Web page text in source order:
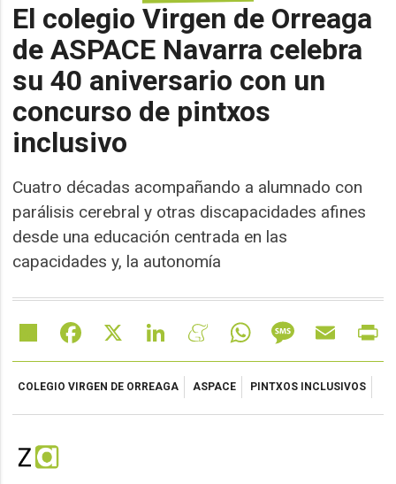
El colegio Virgen de Orreaga
de ASPACE Navarra celebra
su 40 aniversario con un
concurso de pintxos
inclusivo
Cuatro décadas acompañando a alumnado con
parálisis cerebral y otras discapacidades afines
desde una educación centrada en las
capacidades y, la autonomía
Share Facebook LinkedIn MeneameWhatsAppMessageEmail
COLEGIO VIRGEN DE ORREAGA ASPACE PINTXOS INCLUSIVOS